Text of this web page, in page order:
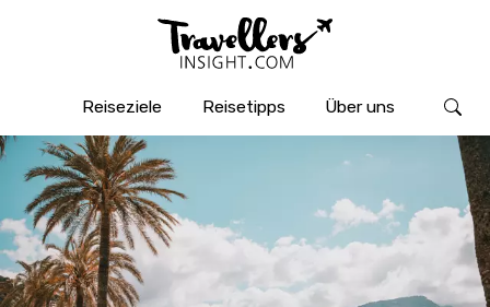
Reiseziele Reisetipps Über uns